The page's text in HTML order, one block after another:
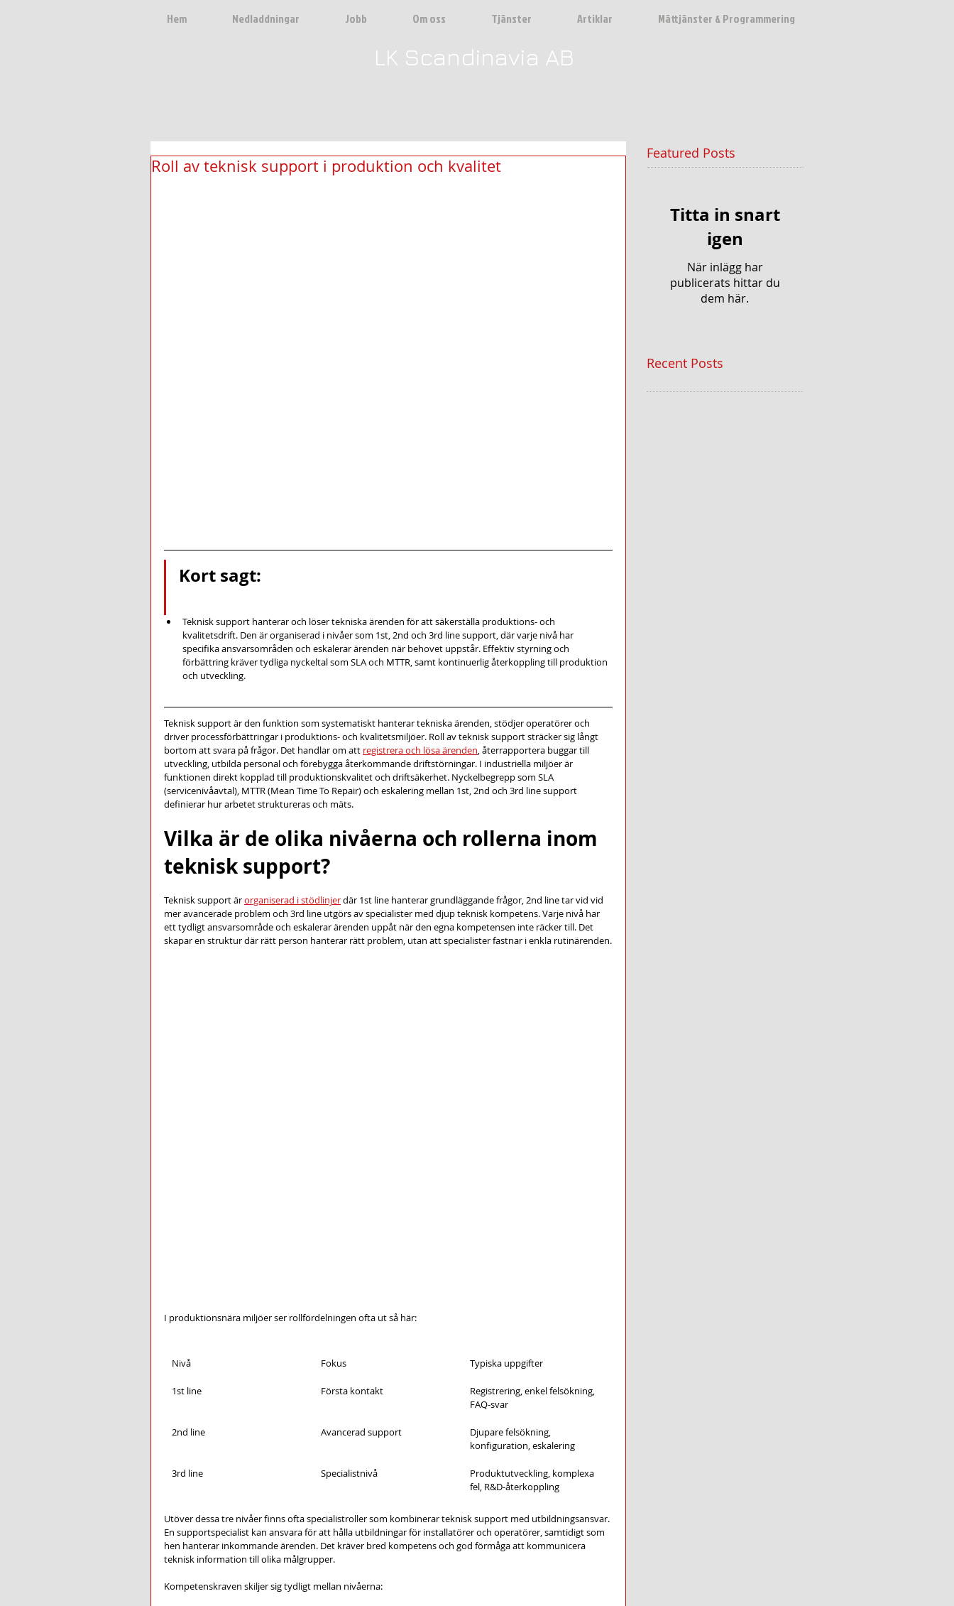
Hem Nedladdningar Jobb Om oss Tjänster Artiklar Mättjänster & Programmering
LK Scandinavia AB
Roll av teknisk support i produktion och kvalitet
Kort sagt:
Teknisk support hanterar och löser tekniska ärenden för att säkerställa produktions- och
kvalitetsdrift. Den är organiserad i nivåer som 1st, 2nd och 3rd line support, där varje nivå har
specifika ansvarsområden och eskalerar ärenden när behovet uppstår. Effektiv styrning och
förbättring kräver tydliga nyckeltal som SLA och MTTR, samt kontinuerlig återkoppling till produktion
och utveckling.
Teknisk support är den funktion som systematiskt hanterar tekniska ärenden, stödjer operatörer och
driver processförbättringar i produktions- och kvalitetsmiljöer. Roll av teknisk support sträcker sig långt
bortom att svara på frågor. Det handlar om att registrera och lösa ärenden, återrapportera buggar till
utveckling, utbilda personal och förebygga återkommande driftstörningar. I industriella miljöer är
funktionen direkt kopplad till produktionskvalitet och driftsäkerhet. Nyckelbegrepp som SLA
(servicenivåavtal), MTTR (Mean Time To Repair) och eskalering mellan 1st, 2nd och 3rd line support
definierar hur arbetet struktureras och mäts.
Vilka är de olika nivåerna och rollerna inom
teknisk support?
Teknisk support är organiserad i stödlinjer där 1st line hanterar grundläggande frågor, 2nd line tar vid vid
mer avancerade problem och 3rd line utgörs av specialister med djup teknisk kompetens. Varje nivå har
ett tydligt ansvarsområde och eskalerar ärenden uppåt när den egna kompetensen inte räcker till. Det
skapar en struktur där rätt person hanterar rätt problem, utan att specialister fastnar i enkla rutinärenden.
I produktionsnära miljöer ser rollfördelningen ofta ut så här:
Nivå Fokus Typiska uppgifter
1st line Första kontakt
Registrering, enkel felsökning,
FAQ-svar
2nd line Avancerad support
Djupare felsökning,
konfiguration, eskalering
3rd line Specialistnivå
Produktutveckling, komplexa
fel, R&D-återkoppling
Utöver dessa tre nivåer finns ofta specialistroller som kombinerar teknisk support med utbildningsansvar.
En supportspecialist kan ansvara för att hålla utbildningar för installatörer och operatörer, samtidigt som
hen hanterar inkommande ärenden. Det kräver bred kompetens och god förmåga att kommunicera
teknisk information till olika målgrupper.
Kompetenskraven skiljer sig tydligt mellan nivåerna:
Featured Posts
Titta in snart
igen
När inlägg har
publicerats hittar du
dem här.
Recent Posts